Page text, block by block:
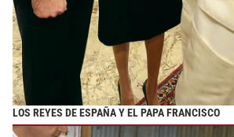
LOS REYES DE ESPAÑA Y EL PAPA FRANCISCO